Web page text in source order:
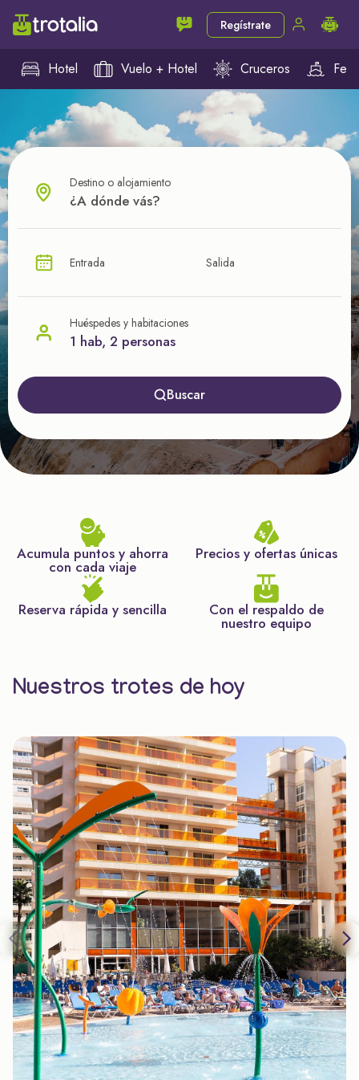
Regístrate
Hotel Vuelo + Hotel Cruceros
¿CUÁL VA A SER TU PRÓXIMO TROTE?
nuestras ofertas
Destino o alojamiento
Entrada Salida
Huéspedes y habitaciones
1 hab, 2 personas
Buscar
Acumula puntos y ahorra
con cada viaje
Precios y ofertas únicas
Reserva rápida y sencilla Con el respaldo de
nuestro equipo
Nuestros trotes de hoy